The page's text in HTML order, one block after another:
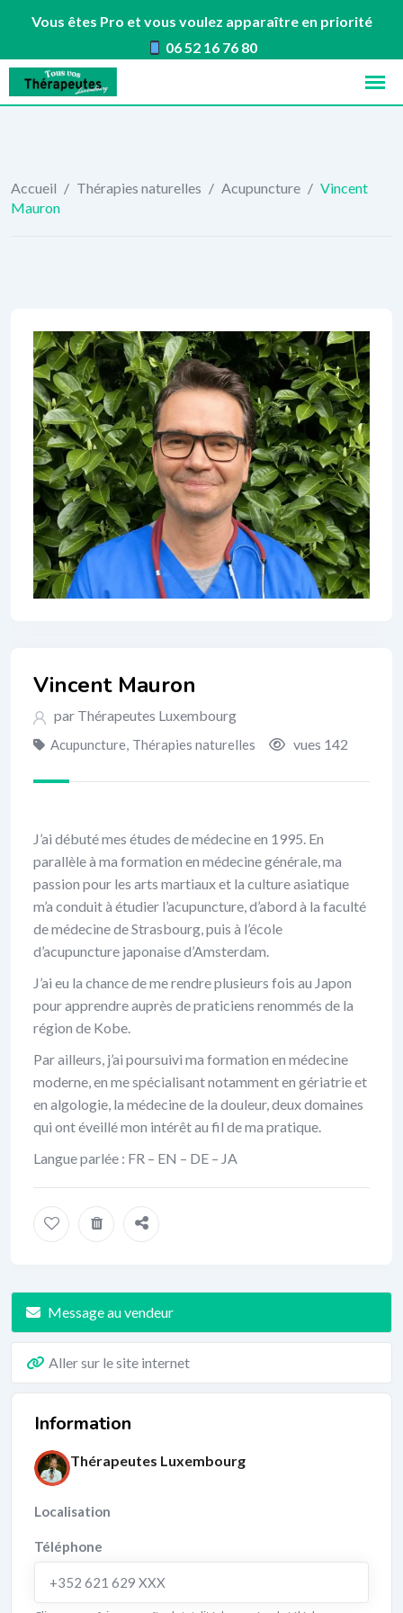
Vous êtes Pro et vous voulez apparaître en priorité
06 52 16 76 80
Skip
content
Accueil / Thérapies naturelles / Acupuncture / Vincent
Mauron
Vincent Mauron
par Thérapeutes Luxembourg
Acupuncture, Thérapies naturelles vues 142
J’ai débuté mes études de médecine en 1995. En
parallèle à ma formation en médecine générale, ma
passion pour les arts martiaux et la culture asiatique
m’a conduit à étudier l’acupuncture, d’abord à la faculté
de médecine de Strasbourg, puis à l’école
d’acupuncture japonaise d’Amsterdam.
J’ai eu la chance de me rendre plusieurs fois au Japon
pour apprendre auprès de praticiens renommés de la
région de Kobe.
Par ailleurs, j’ai poursuivi ma formation en médecine
moderne, en me spécialisant notamment en gériatrie et
en algologie, la médecine de la douleur, deux domaines
qui ont éveillé mon intérêt au fil de ma pratique.
Langue parlée : FR – EN – DE – JA
Message au vendeur
Aller sur le site internet
Information
Thérapeutes Luxembourg
Localisation
Téléphone
+352 621 629 XXX